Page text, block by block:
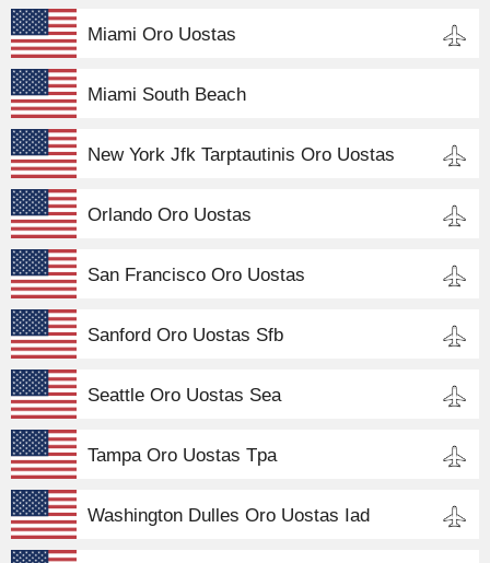
Miami Oro Uostas
Miami South Beach
New York Jfk Tarptautinis Oro Uostas
Orlando Oro Uostas
San Francisco Oro Uostas
Sanford Oro Uostas Sfb
Seattle Oro Uostas Sea
Tampa Oro Uostas Tpa
Washington Dulles Oro Uostas Iad